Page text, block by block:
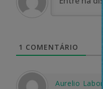
1 COMENTÁRIO
Aurelio